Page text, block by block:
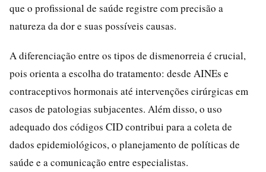
que o profissional de saúde registre com precisão a
natureza da dor e suas possíveis causas.
A diferenciação entre os tipos de dismenorreia é crucial,
pois orienta a escolha do tratamento: desde AINEs e
contraceptivos hormonais até intervenções cirúrgicas em
casos de patologias subjacentes. Além disso, o uso
adequado dos códigos CID contribui para a coleta de
dados epidemiológicos, o planejamento de políticas de
saúde e a comunicação entre especialistas.